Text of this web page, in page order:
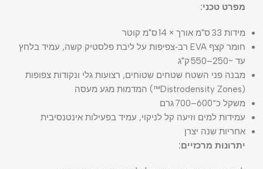
מפרט טכני:
מידות 33 ס"מ אורך × 14 ס"מ קוטר
חומר קצף EVA רב‑צפיפות על ליבת פלסטיק קשה, עמיד בלחץ
עד ~250–550 ק"ג
מבנה פני השטח שטחים שטוחים, רצועות גלי ונקודות צפופות
(Distrodensity Zones™) המדמות מגע מעסה
משקל כ־600–700 גרם
עמידות למים וזיעה קל לניקוי, עמיד בפעילות אינטנסיבית
אחריות שנה יצרן
יתרונות מרכזיים: